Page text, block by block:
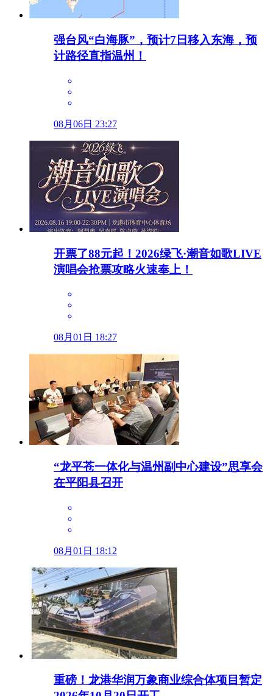
强台风“白海豚”，预计7日移入东海，预
计路径直指温州！
08月06日 23:27
开票了88元起！2026绿飞·潮音如歌LIVE
演唱会抢票攻略火速奉上！
08月01日 18:27
“龙平苍一体化与温州副中心建设”思享会
在平阳县召开
08月01日 18:12
重磅！龙港华润万象商业综合体项目暂定